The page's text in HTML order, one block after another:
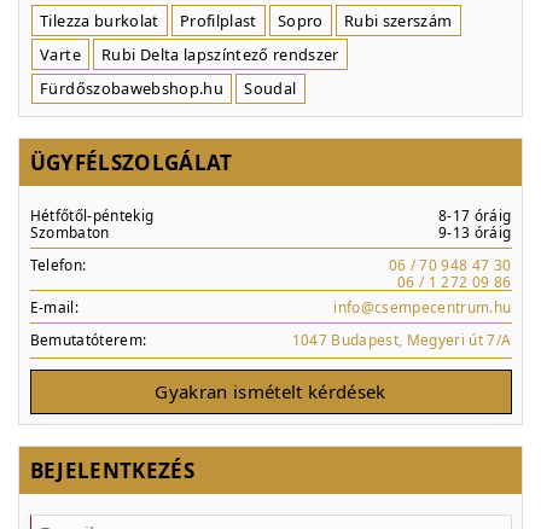
Tilezza burkolat Profilplast Sopro
Rubi szerszám
Varte
Rubi Delta lapszíntező rendszer
Fürdőszobawebshop.hu
Soudal
ÜGYFÉLSZOLGÁLAT
Hétfőtől-péntekig
8-17 óráig
Szombaton
9-13 óráig
Telefon:
06 / 70 948 47 30
06 / 1 272 09 86
E-mail:
info@csempecentrum.hu
Bemutatóterem:
1047 Budapest, Megyeri út 7/A
Gyakran ismételt kérdések
BEJELENTKEZÉS